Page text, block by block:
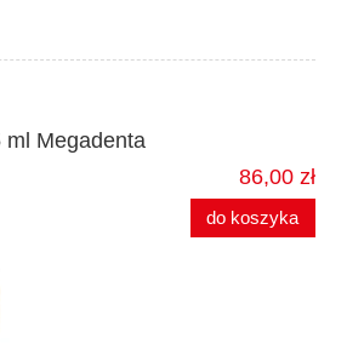
ml Megadenta
86,00 zł
do koszyka